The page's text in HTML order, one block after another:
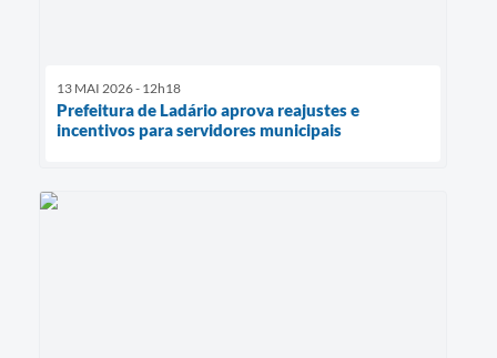
13 MAI 2026 - 12h18
Prefeitura de Ladário aprova reajustes e
incentivos para servidores municipais